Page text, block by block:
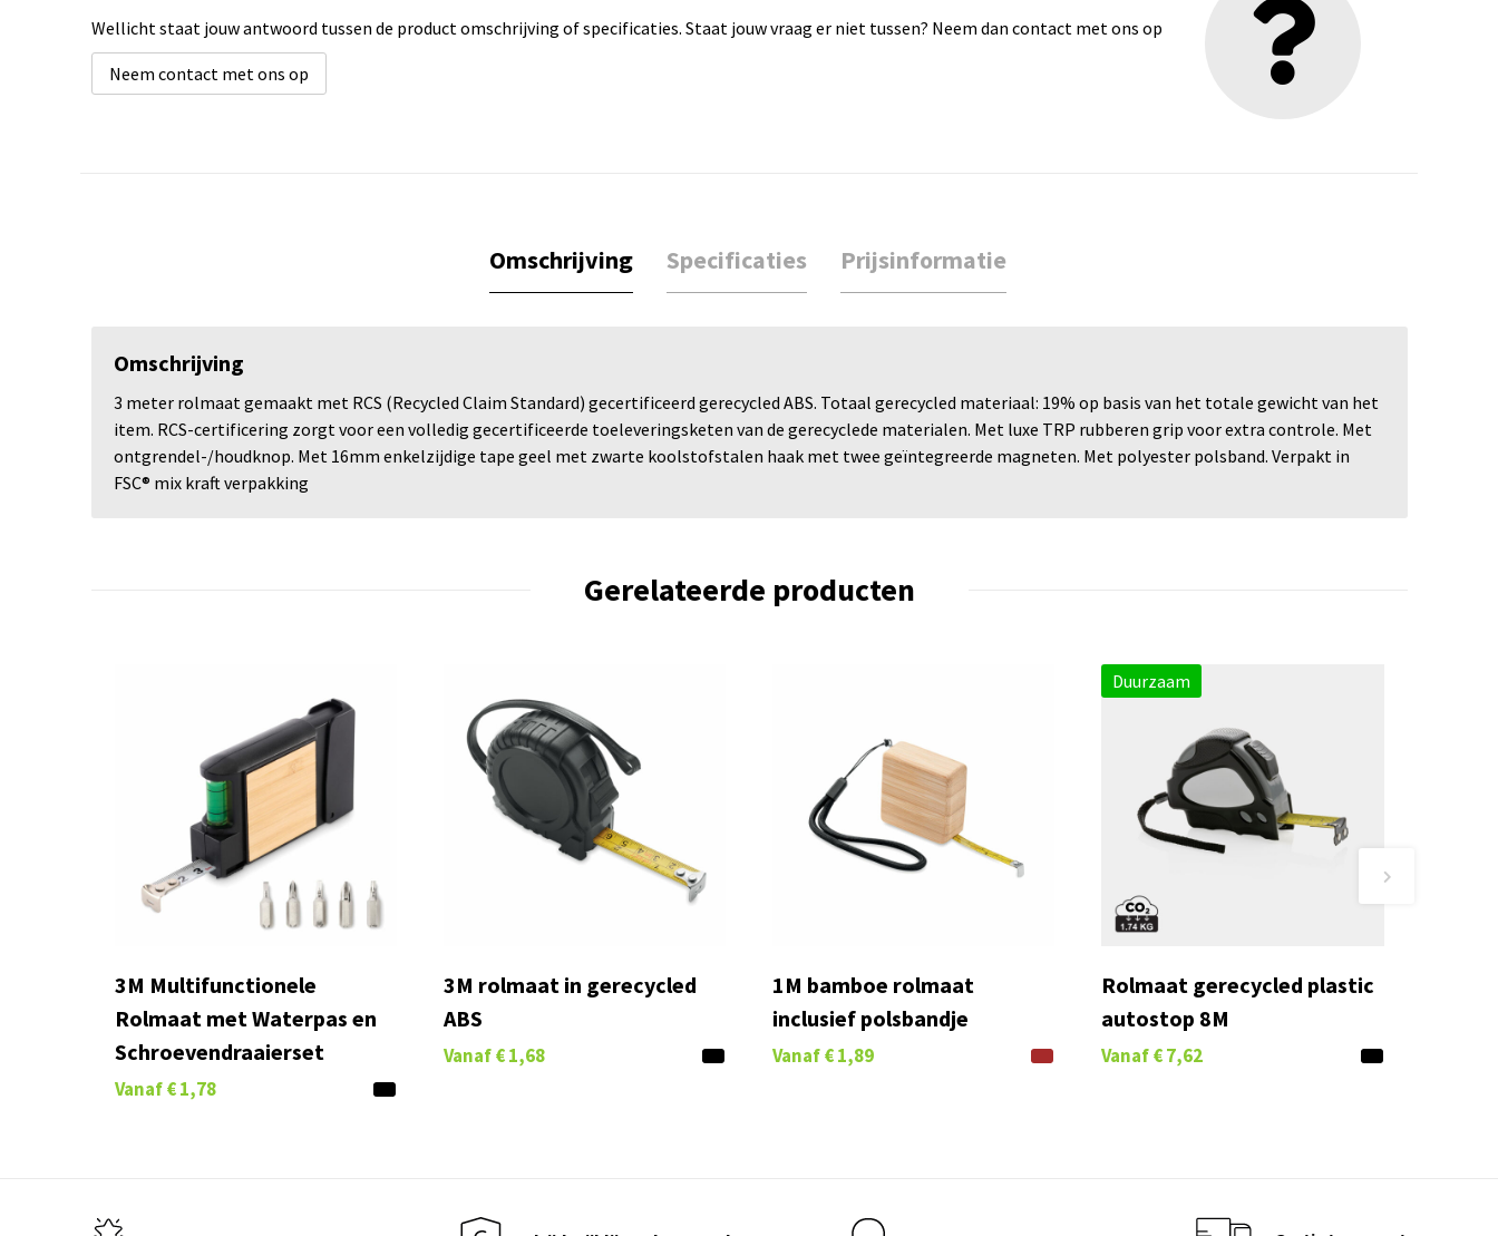
Wellicht staat jouw antwoord tussen de product omschrijving of specificaties. Staat jouw vraag er niet tussen? Neem dan contact met ons op
Neem contact met ons op
Omschrijving Specificaties Prijsinformatie
Omschrijving
3 meter rolmaat gemaakt met RCS (Recycled Claim Standard) gecertificeerd gerecycled ABS. Totaal gerecycled materiaal: 19% op basis van het totale gewicht van het
item. RCS-certificering zorgt voor een volledig gecertificeerde toeleveringsketen van de gerecyclede materialen. Met luxe TRP rubberen grip voor extra controle. Met
ontgrendel-/houdknop. Met 16mm enkelzijdige tape geel met zwarte koolstofstalen haak met twee geïntegreerde magneten. Met polyester polsband. Verpakt in
FSC® mix kraft verpakking
Gerelateerde producten
3M Multifunctionele
Rolmaat met Waterpas en
Schroevendraaierset
Vanaf € 1,78
3M rolmaat in gerecycled
ABS
Vanaf€ 1,68
1M bamboe rolmaat
inclusief polsbandje
Vanaf€ 1,89
Duurzaam
Rolmaat gerecycled plastic
autostop 8M
Vanaf€ 7,62